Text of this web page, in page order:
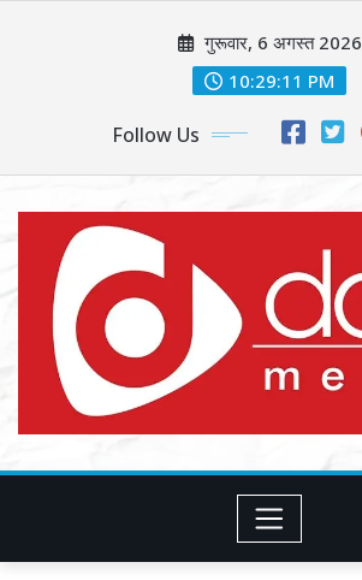
गुरूवार, 6 अगस्त 2026
10:29:13 PM
Follow Us